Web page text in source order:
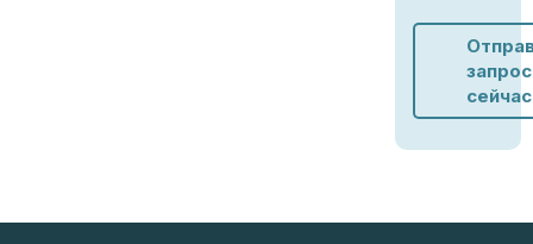
запрос
сейчас